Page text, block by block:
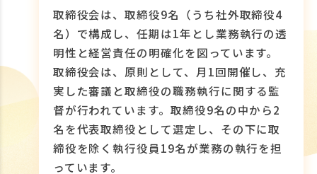
取締役会は、取締役9名（うち社外取締役4
名）で構成し、任期は1年とし業務執行の透
明性と経営責任の明確化を図っています。
取締役会は、原則として、月1回開催し、充
実した審議と取締役の職務執行に関する監
督が行われています。取締役9名の中から2
名を代表取締役として選定し、その下に取
締役を除く執行役員19名が業務の執行を担
っています。